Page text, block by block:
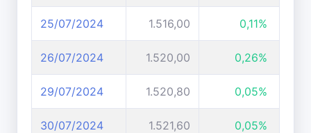
25/07/2024 1.516,00 0,11%
26/07/2024 1.520,00 0,26%
29/07/2024 1.520,80 0,05%
30/07/2024 1.521,60 0,05%